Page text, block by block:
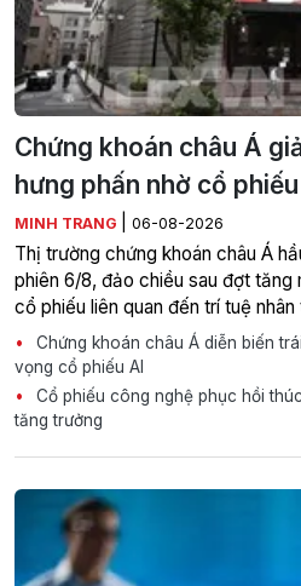
Chứng khoán châu Á
hưng phấn nhờ cổ
MINH TRANG 06-08-2026
Thị trường chứng khoán châu Á
phiên 6/8, đảo chiều sau đợt
cổ phiếu liên quan đến trí tuệ
Chứng khoán châu Á diễn biến
vọng cổ phiếu AI
Cổ phiếu công nghệ phục hồi
tăng trưởng